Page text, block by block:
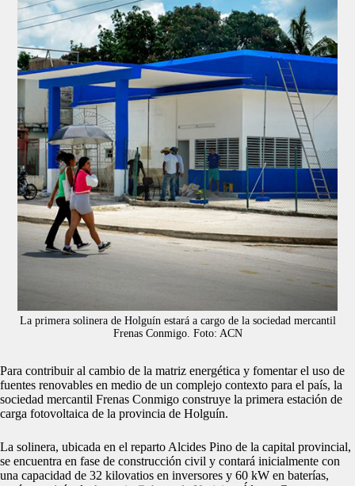
La primera solinera de Holguín estará a cargo de la sociedad mercantil
Frenas Conmigo. Foto: ACN
Para contribuir al cambio de la matriz energética y fomentar el uso de
fuentes renovables en medio de un complejo contexto para el país, la
sociedad mercantil Frenas Conmigo construye la primera estación de
carga fotovoltaica de la provincia de Holguín.
La solinera, ubicada en el reparto Alcides Pino de la capital provincial,
se encuentra en fase de construcción civil y contará inicialmente con
una capacidad de 32 kilovatios en inversores y 60 kW en baterías,